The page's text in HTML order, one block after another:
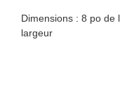
Dimensions : 8 po de
largeur